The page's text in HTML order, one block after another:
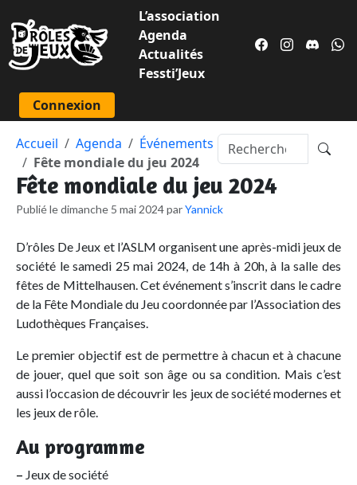
L’association
Agenda
Actualités
Fessti’Jeux
Connexion
Accueil Agenda
Événements
Fête mondiale du jeu 2024
Fête mondiale du jeu 2024
Publié le dimanche 5 mai 2024 parYannick
D’rôles De Jeux et l’ASLM organisent une après-midi jeux de
société le samedi 25 mai 2024, de 14h à 20h, à la salle des
fêtes de Mittelhausen. Cet événement s’inscrit dans le cadre
de la Fête Mondiale du Jeu coordonnée par l’Association des
Ludothèques Françaises.
Le premier objectif est de permettre à chacun et à chacune
de jouer, quel que soit son âge ou sa condition. Mais c’est
aussi l’occasion de découvrir les jeux de société modernes et
les jeux de rôle.
Au programme
– Jeux de société